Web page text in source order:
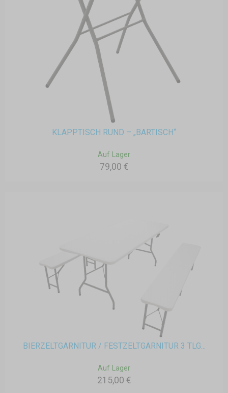
KLAPPTISCH RUND – „BARTISCH“
Auf Lager
79,00 €
BIERZELTGARNITUR / FESTZELTGARNITUR 3 TLG...
Auf Lager
215,00 €